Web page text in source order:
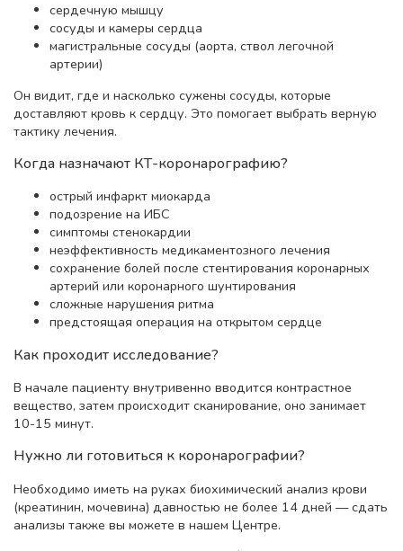
сердечную мышцу
сосуды и камеры сердца
магистральные сосуды (аорта, ствол легочной
артерии)
Он видит, где и насколько сужены сосуды, которые
доставляют кровь к сердцу. Это помогает выбрать верную
тактику лечения.
Когда назначают КТ-коронарографию?
острый инфаркт миокарда
подозрение на ИБС
симптомы стенокардии
неэффективность медикаментозного лечения
сохранение болей после стентирования коронарных
артерий или коронарного шунтирования
сложные нарушения ритма ⠀
предстоящая операция на открытом сердце
Как проходит исследование?
В начале пациенту внутривенно вводится контрастное
вещество, затем происходит сканирование, оно занимает
10-15 минут.
Нужно ли готовиться к коронарографии?
Необходимо иметь на руках биохимический анализ крови
(креатинин, мочевина) давностью не более 14 дней — сдать
анализы также вы можете в нашем Центре.